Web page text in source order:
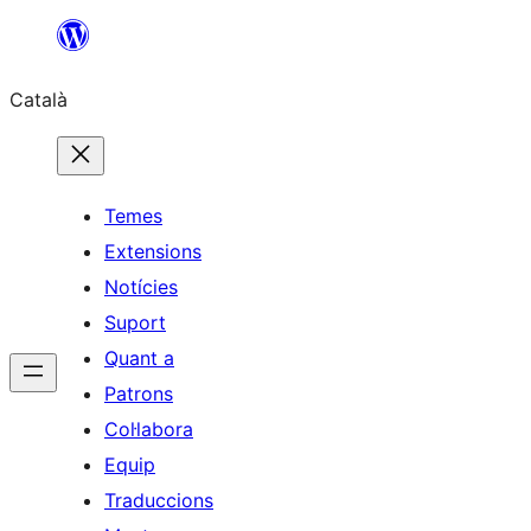
contingut
Català
Temes
Extensions
Notícies
Suport
Quant a
Patrons
Col·labora
Equip
Traduccions